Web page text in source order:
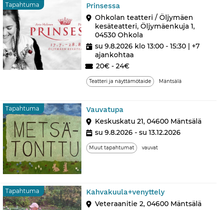
Tapahtuma Prinsessa
Ohkolan teatteri / Öljymäen
kesäteatteri, Öljymäenkuja 1,
04530 Ohkola
su 9.8.2026 klo 13:00 - 15:30 | +7
ajankohtaa
20€ - 24€
Teatteri ja näyttämötaide Mäntsälä
Tapahtuma Vauvatupa
Keskuskatu 21, 04600 Mäntsälä
su 9.8.2026 - su 13.12.2026
Muut tapahtumat vauvat
Tapahtuma Kahvakuula+venyttelyTapahtuma
Veteraanitie 2, 04600 Mäntsälä